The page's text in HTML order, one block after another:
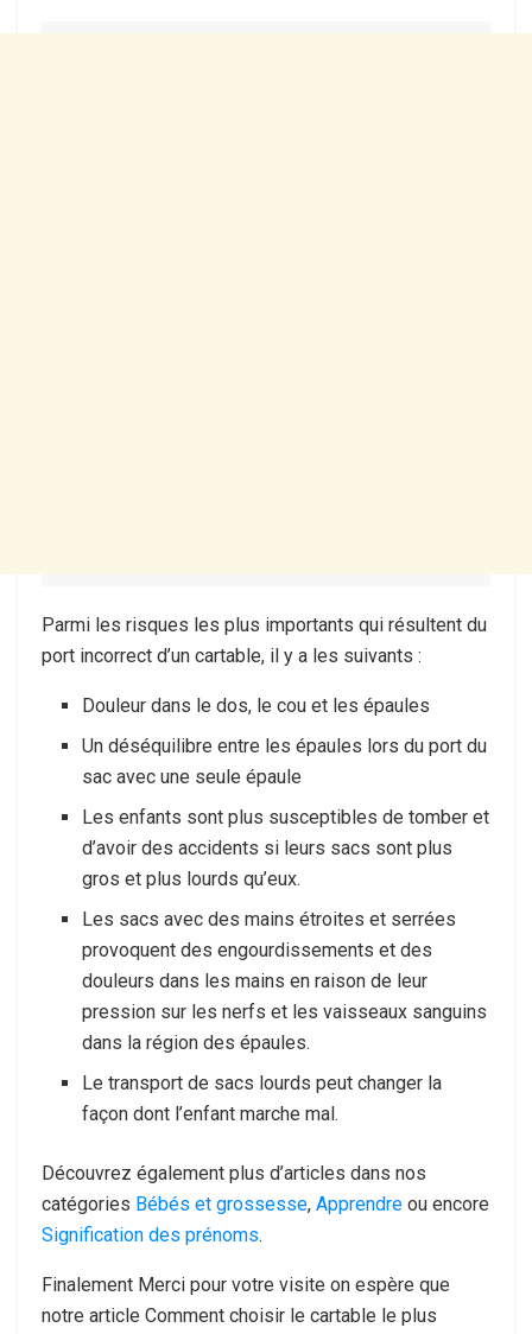
Parmi les risques les plus importants qui résultent du
port incorrect d’un cartable, il y a les suivants :
Douleur dans le dos, le cou et les épaules
Un déséquilibre entre les épaules lors du port du
sac avec une seule épaule
Les enfants sont plus susceptibles de tomber et
d’avoir des accidents si leurs sacs sont plus
gros et plus lourds qu’eux.
Les sacs avec des mains étroites et serrées
provoquent des engourdissements et des
douleurs dans les mains en raison de leur
pression sur les nerfs et les vaisseaux sanguins
dans la région des épaules.
Le transport de sacs lourds peut changer la
façon dont l’enfant marche mal.
Découvrez également plus d’articles dans nos
catégories Bébés et grossesse, Apprendre ou encore
Signification des prénoms.
Finalement Merci pour votre visite on espère que
notre article Comment choisir le cartable le plus